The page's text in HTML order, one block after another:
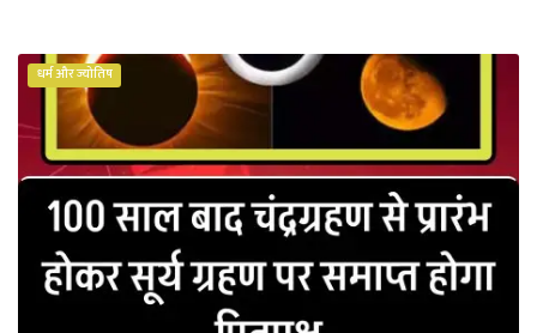
सीधी बात- तीखी बात
धर्म और ज्योतिष